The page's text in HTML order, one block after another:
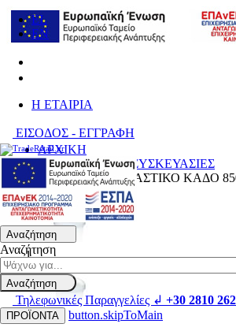
EL
EN
H ΕΤΑΙΡΙΑ
ΕΙΣΟΔΟΣ - ΕΓΓΡΑΦΗ
Αναζήτηση
Αναζήτηση
Αναζήτηση
Τηλεφωνικές Παραγγελίες ↲ +30 2810
ΠΡΟΪΟΝΤΑ button.skipToMain
ΑΡΧΙΚΗ
ΑΝΑΛΩΣΙΜΑ & ΣΥΣΚΕΥΑΣΙΕΣ
ΚΑΠΑΚΙ ΓΙΑ ΠΛΑΣΤΙΚΟ ΚΑΔΟ